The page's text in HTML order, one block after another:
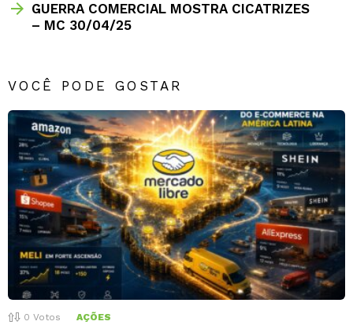
GUERRA COMERCIAL MOSTRA CICATRIZES
– MC 30/04/25
VOCÊ PODE GOSTAR
0 Votos AÇÕES